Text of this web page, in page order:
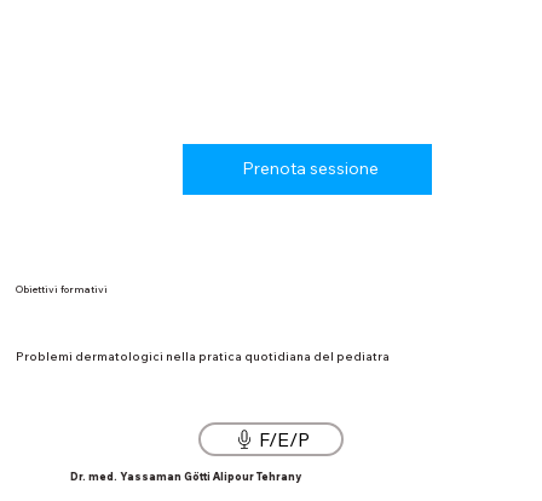
Prenota sessione
Obiettivi formativi
Problemi dermatologici nella pratica quotidiana del pediatra
F/E/P
Dr. med. Yassaman Götti Alipour Tehrany